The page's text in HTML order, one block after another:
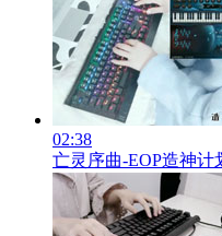
02:38
亡灵序曲-EOP造神计